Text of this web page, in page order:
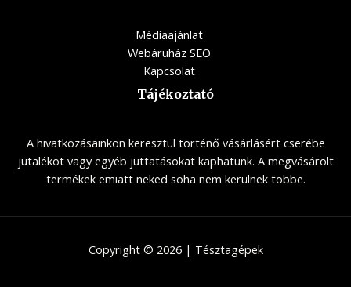
Médiaajánlat
Webáruház SEO
Kapcsolat
Tájékoztató
A hivatkozásainkon keresztül történő vásárlásért cserébe
jutalékot vagy egyéb juttatásokat kaphatunk. A megvásárolt
termékek emiatt neked soha nem kerülnek többe.
Copyright © 2026 | Tésztagépek